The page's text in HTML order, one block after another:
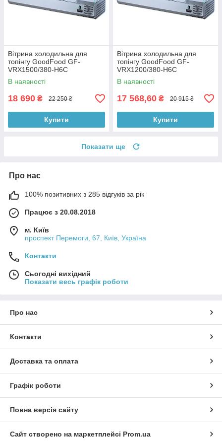
Вітрина холодильна для
топінгу GoodFood GF-
VRX1500/380-H6C
В наявності
18 690 ₴ 22 250 ₴
Купити
Вітрина холодильна для
топінгу GoodFood GF-
VRX1200/380-H6C
В наявності
17 568,60 ₴ 20 915 ₴
Купити
Показати ще
Про нас
100% позитивних з 285 відгуків за рік
Працює з 20.08.2018
м. Київ
проспект Перемоги, 67, Київ, Україна
Контакти
Сьогодні вихідний
Показати весь графік роботи
Про нас
Контакти
Доставка та оплата
Графік роботи
Повна версія сайту
Сайт створено на маркетплейсі Prom.ua